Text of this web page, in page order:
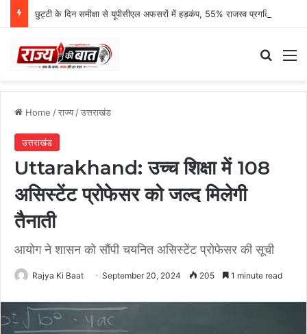
Home /राज्य/उत्तराखंड
उत्तराखंड
Uttarakhand: उच्च शिक्षा में 108
असिस्टेंट प्रोफेसर को जल्द मिलेगी
तैनाती
आयोग ने शासन को सौंपी चयनित असिस्टेंट प्रोफेसर की सूची
Rajya Ki Baat September 20, 2024 205 1 minute read